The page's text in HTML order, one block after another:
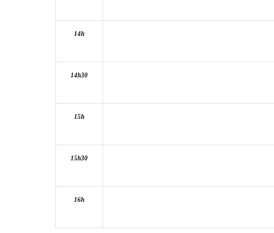
14h
14h30
15h
15h30
16h